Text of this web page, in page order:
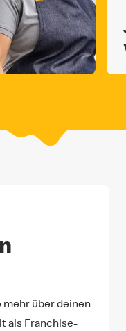
mehr über deinen
als Franchise-